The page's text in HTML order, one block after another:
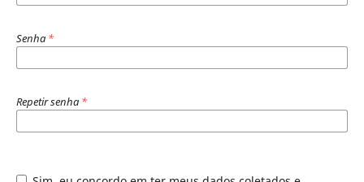
Senha *
Repetir senha *